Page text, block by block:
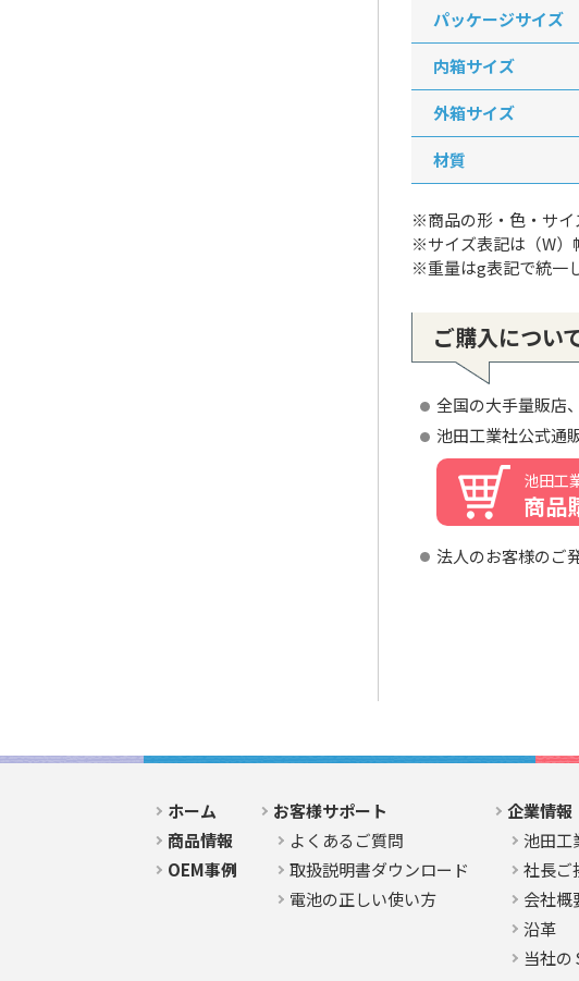
パッケージサイズ
内箱サイズ
外箱サイズ
材質
※商品の形・色・サイ
※サイズ表記は（W
※重量はg表記で統一
ご購入につい
全国の大手量販店
池田工業社公式通
池田工
商品
法人のお客様のご
ホーム
商品情報
OEM事例
お客様サポート
よくあるご質問
取扱説明書ダウンロード
電池の正しい使い方
企業情報
池田工
社長ご
会社概
沿革
当社の